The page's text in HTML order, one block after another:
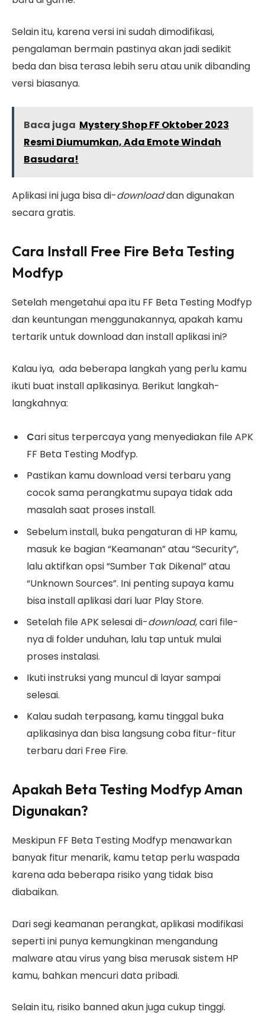
Selain itu, karena versi ini sudah dimodifikasi,
pengalaman bermain pastinya akan jadi sedikit
beda dan bisa terasa lebih seru atau unik dibanding
versi biasanya.
Baca juga Mystery Shop FF Oktober 2023
Resmi Diumumkan, Ada Emote Windah
Basudara!
Aplikasi ini juga bisa di-downloaddan digunakan
secara gratis.
Cara Install Free Fire Beta Testing
Modfyp
Setelah mengetahui apa itu FF Beta Testing Modfyp
dan keuntungan menggunakannya, apakah kamu
tertarik untuk download dan install aplikasi ini?
Kalau iya, ada beberapa langkah yang perlu kamu
ikuti buat install aplikasinya. Berikut langkah-
langkahnya:
Cari situs terpercaya yang menyediakan file APK
FF Beta Testing Modfyp.
Pastikan kamu download versi terbaru yang
cocok sama perangkatmu supaya tidak ada
masalah saat proses install.
Sebelum install, buka pengaturan di HP kamu,
masuk ke bagian “Keamanan” atau “Security”,
lalu aktifkan opsi “Sumber Tak Dikenal” atau
“Unknown Sources”. Ini penting supaya kamu
bisa install aplikasi dari luar Play Store.
Setelah file APK selesai di-download, cari file-
nya di folder unduhan, lalu tap untuk mulai
proses instalasi.
Ikuti instruksi yang muncul di layar sampai
selesai.
Kalau sudah terpasang, kamu tinggal buka
aplikasinya dan bisa langsung coba fitur-fitur
terbaru dari Free Fire.
Apakah Beta Testing Modfyp Aman
Digunakan?
Meskipun FF Beta Testing Modfyp menawarkan
banyak fitur menarik, kamu tetap perlu waspada
karena ada beberapa risiko yang tidak bisa
diabaikan.
Dari segi keamanan perangkat, aplikasi modifikasi
seperti ini punya kemungkinan mengandung
malware atau virus yang bisa merusak sistem HP
kamu, bahkan mencuri data pribadi.
Selain itu, risiko banned akun juga cukup tinggi.